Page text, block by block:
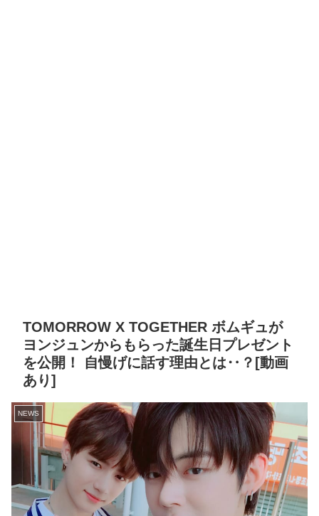
TOMORROW X TOGETHER ボムギュが
ヨンジュンからもらった誕生日プレゼント
を公開！ 自慢げに話す理由とは‥？[動画
あり]
NEWS